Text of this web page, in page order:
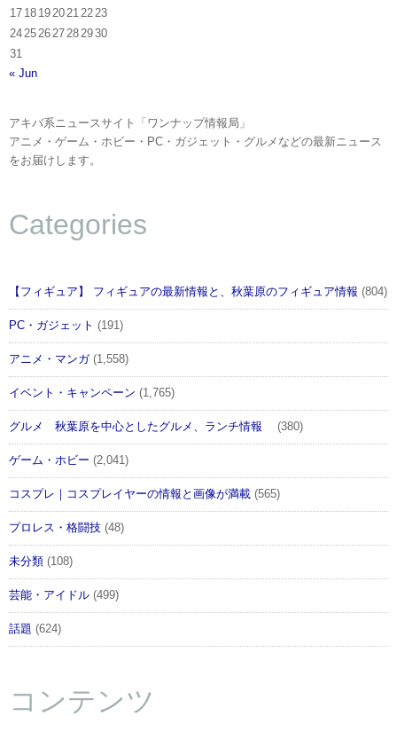
17 18 19 20 21 22 23
24 25 26 27 28 2930
31
« Jun
アキバ系ニュースサイト「ワンナップ情報局」
アニメ・ゲーム・ホビー・PC・ガジェット・グルメなどの最新ニュース
をお届けします。
Categories
【フィギュア】 フィギュアの最新情報と、秋葉原のフィギュア情報 (804)
PC・ガジェット (191)
アニメ・マンガ(1,558)
イベント・キャンペーン (1,765)
グルメ 秋葉原を中心としたグルメ、ランチ情報 (380)
ゲーム・ホビー (2,041)
コスプレ｜コスプレイヤーの情報と画像が満載 (565)
プロレス・格闘技 (48)
未分類 (108)
芸能・アイドル (499)
話題 (624)
コンテンツ